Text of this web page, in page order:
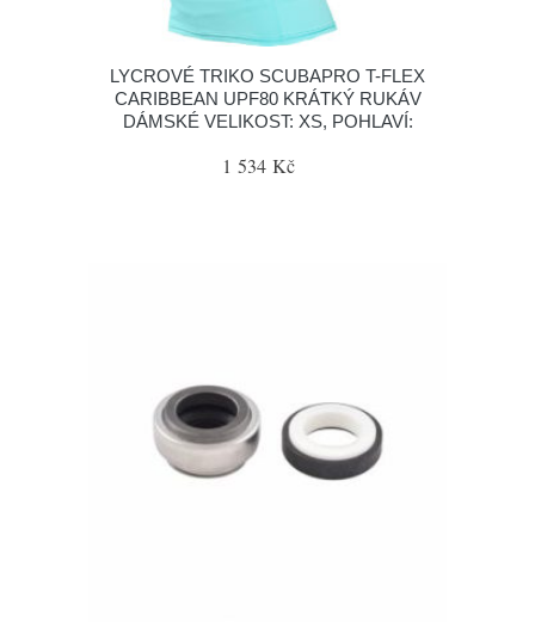
LYCROVÉ TRIKO SCUBAPRO T-FLEX
CARIBBEAN UPF80 KRÁTKÝ RUKÁV
DÁMSKÉ VELIKOST: XS, POHLAVÍ:
1 534 Kč